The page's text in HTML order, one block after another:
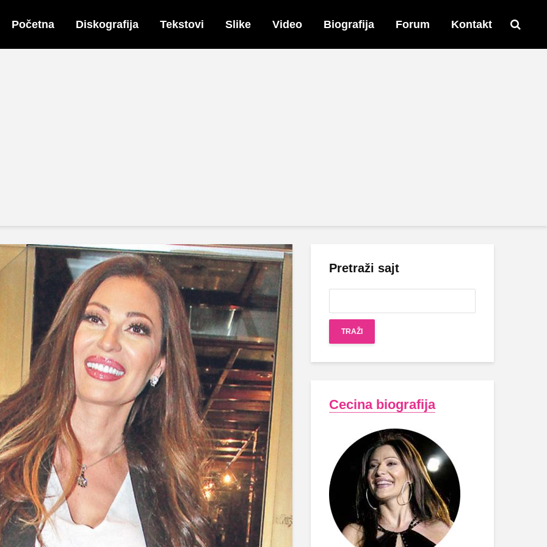
Početna Diskografija Tekstovi Slike Video Biografija Forum Kontakt
Pretraži sajt
Cecina biografija